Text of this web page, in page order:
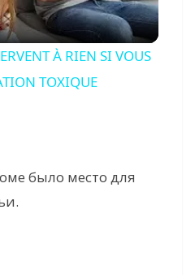
l
a
V
À RIEN SI VOUS
TOXIQUE
было место для